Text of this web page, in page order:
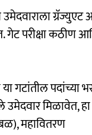
परीक्षा कठीण
गटांतील पदांच्या
उमेदवार मिळावेत,
महावितरण